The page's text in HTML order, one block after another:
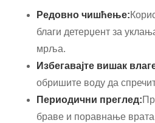
Редовно чишћење:
благи детерџент за
мрља.
Избегавајте вишак
обришите воду да
Периодични преглед:
браве и поравнање врата